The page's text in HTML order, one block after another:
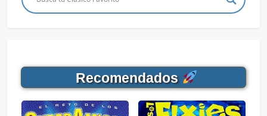
Recomendados